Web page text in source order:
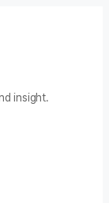
insight.